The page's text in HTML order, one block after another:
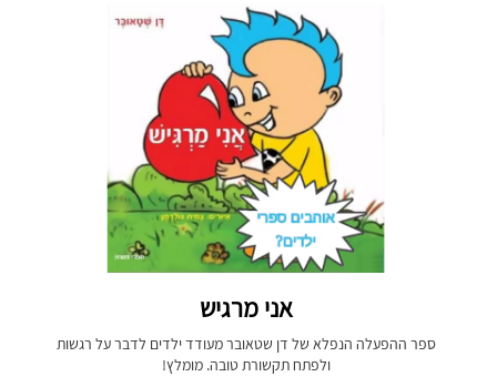
אני מרגיש
ספר ההפעלה הנפלא של דן שטאובר מעודד ילדים לדבר על רגשות
ולפתח תקשורת טובה. מומלץ!